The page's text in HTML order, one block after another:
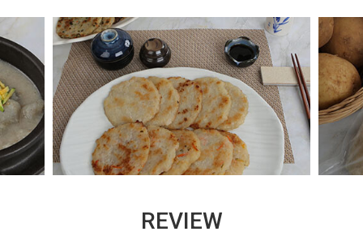
REVIEW